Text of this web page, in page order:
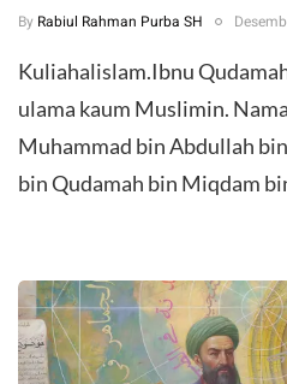
By Rabiul Rahman Purba SH
Kuliahalislam.Ibnu
ulama kaum Muslimin.
Muhammad bin Abdullah
bin Qudamah bin Miqdam